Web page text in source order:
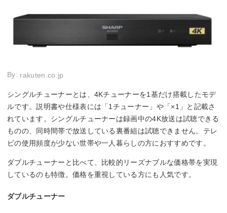
By: rakuten.co.jp
シングルチューナーとは、4Kチューナーを1基だけ搭載したモデ
ルです。説明書や仕様表には「1チューナー」や「×1」と記載さ
れています。シングルチューナーは録画中の4K放送は試聴できる
ものの、同時間帯で放送している裏番組は試聴できません。テレ
ビの使用頻度が少ない世帯や一人暮らしの方におすすめです。
ダブルチューナーと比べて、比較的リーズナブルな価格帯を実現
しているのも特徴。価格を重視している方にも人気です。
ダブルチューナー